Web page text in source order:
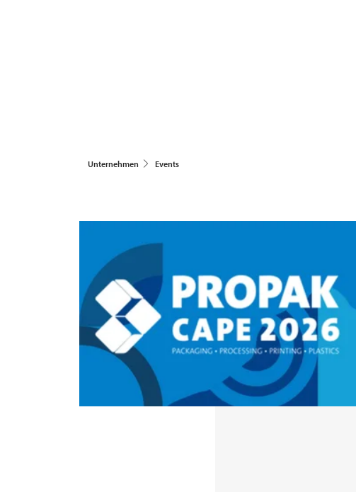
Unternehmen Events